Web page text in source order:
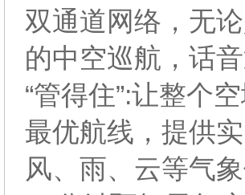
双通道网络，无
的中空巡航，话
“管得住”:让整个
最优航线，提供
风、雨、云等气